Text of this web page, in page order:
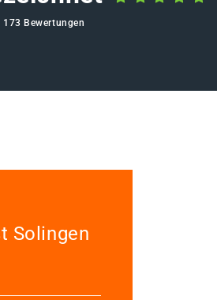
Bewertungen
Solingen